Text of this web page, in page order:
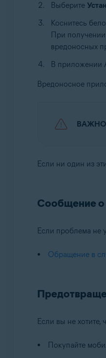
Выберите
Коснитесь
При
вредоносных
В приложении
Вредоносное
Если ни один из
Сообщение о
Если проблема не
Обращение в
Если вы не
Покупайте